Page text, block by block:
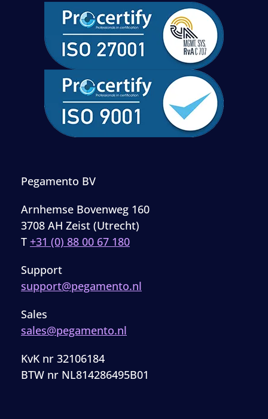
Pegamento BV
Arnhemse Bovenweg 160
3708 AH Zeist (Utrecht)
T +31 (0) 88 00 67 180
Support
support@pegamento.nl
Sales
sales@pegamento.nl
KvK nr 32106184
BTW nr NL814286495B01